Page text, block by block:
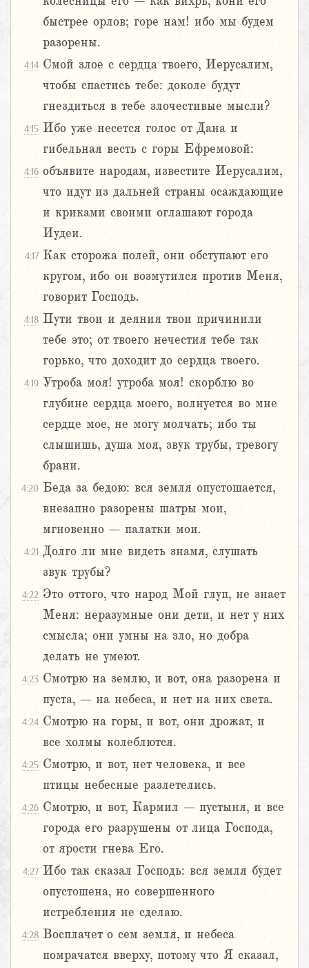
быстрее орлов; горе нам! ибо мы будем
разорены.
4:14 Смой злое с сердца твоего, Иерусалим,
чтобы спастись тебе: доколе будут
гнездиться в тебе злочестивые мысли?
4:15 Ибо уже несется голос от Дана и
гибельная весть с горы Ефремовой:
4:16 объявите народам, известите Иерусалим,
что идут из дальней страны осаждающие
и криками своими оглашают города
Иудеи.
4:17 Как сторожа полей, они обступают его
кругом, ибо он возмутился против Меня,
говорит Господь.
4:18 Пути твои и деяния твои причинили
тебе это; от твоего нечестия тебе так
горько, что доходит до сердца твоего.
4:19 Утроба моя! утроба моя! скорблю во
глубине сердца моего, волнуется во мне
сердце мое, не могу молчать; ибо ты
слышишь, душа моя, звук трубы, тревогу
брани.
4:20 Беда за бедою: вся земля опустошается,
внезапно разорены шатры мои,
мгновенно – палатки мои.
4:21 Долго ли мне видеть знамя, слушать
звук трубы?
4:22 Это оттого, что народ Мой глуп, не знает
Меня: неразумные они дети, и нет у них
смысла; они умны на зло, но добра
делать не умеют.
4:23 Смотрю на землю, и вот, она разорена и
пуста, – на небеса, и нет на них света.
4:24 Смотрю на горы, и вот, они дрожат, и
все холмы колеблются.
4:25 Смотрю, и вот, нет человека, и все
птицы небесные разлетелись.
4:26 Смотрю, и вот, Кармил – пустыня, и все
города его разрушены от лица Господа,
от ярости гнева Его.
4:27 Ибо так сказал Господь: вся земля будет
опустошена, но совершенного
истребления не сделаю.
4:28 Восплачет о сем земля, и небеса
помрачатся вверху, потому что Я сказал,